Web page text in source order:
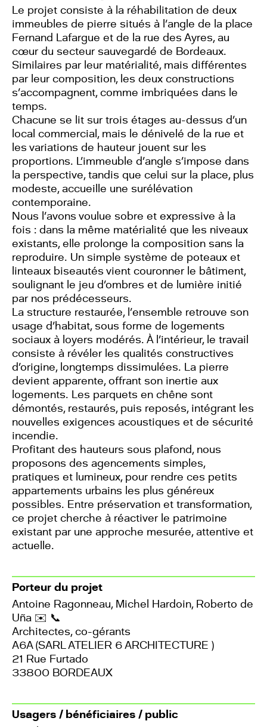
Le projet consiste à la réhabilitation de deux
immeubles de pierre situés à l’angle de la place
Fernand Lafargue et de la rue des Ayres, au
cœur du secteur sauvegardé de Bordeaux.
Similaires par leur matérialité, mais différentes
par leur composition, les deux constructions
s’accompagnent, comme imbriquées dans le
temps.
Chacune se lit sur trois étages au-dessus d’un
local commercial, mais le dénivelé de la rue et
les variations de hauteur jouent sur les
proportions. L’immeuble d’angle s’impose dans
la perspective, tandis que celui sur la place, plus
modeste, accueille une surélévation
contemporaine.
Nous l’avons voulue sobre et expressive à la
fois : dans la même matérialité que les niveaux
existants, elle prolonge la composition sans la
reproduire. Un simple système de poteaux et
linteaux biseautés vient couronner le bâtiment,
soulignant le jeu d’ombres et de lumière initié
par nos prédécesseurs.
La structure restaurée, l’ensemble retrouve son
usage d’habitat, sous forme de logements
sociaux à loyers modérés. À l’intérieur, le travail
consiste à révéler les qualités constructives
d’origine, longtemps dissimulées. La pierre
devient apparente, offrant son inertie aux
logements. Les parquets en chêne sont
démontés, restaurés, puis reposés, intégrant les
nouvelles exigences acoustiques et de sécurité
incendie.
Profitant des hauteurs sous plafond, nous
proposons des agencements simples,
pratiques et lumineux, pour rendre ces petits
appartements urbains les plus généreux
possibles. Entre préservation et transformation,
ce projet cherche à réactiver le patrimoine
existant par une approche mesurée, attentive et
actuelle.
Porteur du projet
Antoine Ragonneau, Michel Hardoin, Roberto de
Uña ✉️ 📞
Architectes, co-gérants
A6A (SARL ATELIER 6 ARCHITECTURE )
21 Rue Furtado
33800 BORDEAUX
Usagers / bénéficiaires / public